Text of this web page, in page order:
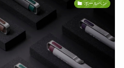
ボールペン